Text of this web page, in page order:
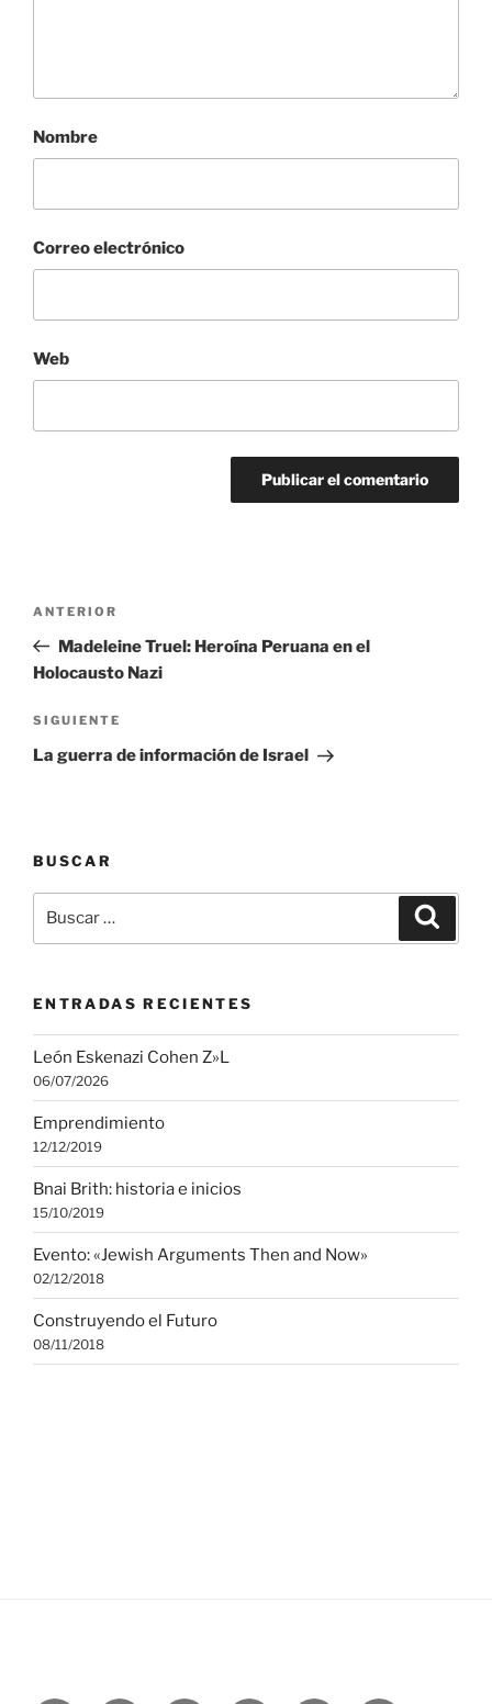
Nombre
Correo electrónico
Web
entradas
Entrada
anterior:
ANTERIOR
Madeleine Truel: Heroína Peruana en el
Holocausto Nazi
Siguiente
entrada
SIGUIENTE
La guerra de información de Israel
BUSCAR
por:
ENTRADAS RECIENTES
León Eskenazi Cohen Z»L
06/07/2026
Emprendimiento
12/12/2019
Bnai Brith: historia e inicios
15/10/2019
Evento: «Jewish Arguments Then and Now»
02/12/2018
Construyendo el Futuro
08/11/2018